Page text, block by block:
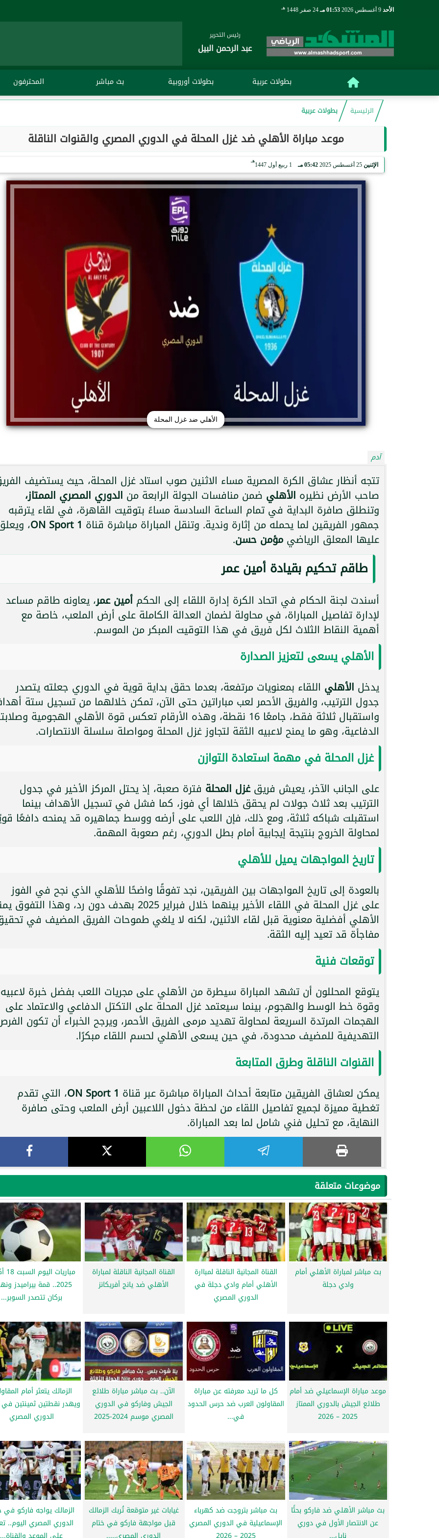
الأحد 01:53 مـ 24 صفر 1448 هـ
رئيس التحرير
عبد الرحمن البيل
بطولات عربية بطولات أوروبية بث مباشر المحترفون
الرئيسية بطولات عربية
موعد مباراة الأهلي ضد غزل المحلة في الدوري المصري والقنوات الناقلة
الإثنين 25 أغسطس 2025 05:42 مـ 1 ربيع أول 1447
هـ
الأهلي ضد غزل المحلة
آدم
تتجه أنظار عشاق الكرة المصرية مساء الاثنين صوب استاد غزل المحلة، حيث يستضيف
صاحب الأرض نظيره الأهلي ضمن منافسات الجولة الرابعة من الدوري المصري الممتاز،
وتنطلق صافرة البداية في تمام الساعة السادسة مساءً بتوقيت القاهرة، في لقاء يترقبه
جمهور الفريقين لما يحمله من إثارة وندية. وتنقل المباراة مباشرة قناة ON Sport 1،
عليها المعلق الرياضي مؤمن حسن.
طاقم تحكيم بقيادة أمين عمر
أسندت لجنة الحكام في اتحاد الكرة إدارة اللقاء إلى الحكم أمين عمر، يعاونه طاقم مساعد
لإدارة تفاصيل المباراة، في محاولة لضمان العدالة الكاملة على أرض الملعب، خاصة مع
أهمية النقاط الثلاث لكل فريق في هذا التوقيت المبكر من الموسم.
الأهلي يسعى لتعزيز الصدارة
يدخل الأهلي اللقاء بمعنويات مرتفعة، بعدما حقق بداية قوية في الدوري جعلته يتصدر
جدول الترتيب، والفريق الأحمر لعب مباراتين حتى الآن، تمكن خلالهما من تسجيل ستة
واستقبال ثلاثة فقط، جامعًا 16 نقطة، وهذه الأرقام تعكس قوة الأهلي الهجومية
الدفاعية، وهو ما يمنح لاعبيه الثقة لتجاوز غزل المحلة ومواصلة سلسلة الانتصارات.
غزل المحلة في مهمة استعادة التوازن
على الجانب الآخر، يعيش فريقغزل المحلة فترة صعبة، إذ يحتل المركز الأخير في جدول
الترتيب بعد ثلاث جولات لم يحقق خلالها أي فوز، كما فشل في تسجيل الأهداف بينما
استقبلت شباكه ثلاثة، ومع ذلك، فإن اللعب على أرضه ووسط جماهيره قد يمنحه دافعًا
لمحاولة الخروج بنتيجة إيجابية أمام بطل الدوري، رغم صعوبة المهمة.
تاريخ المواجهات يميل للأهلي
بالعودة إلى تاريخ المواجهات بين الفريقين، نجد تفوقًا واضحًا للأهلي الذي نجح في الفوز
على غزل المحلة في اللقاء الأخير بينهما خلال فبراير 2025 بهدف دون رد، وهذا
الأهلي أفضلية معنوية قبل لقاء الاثنين، لكنه لا يلغي طموحات الفريق المضيف في
مفاجأة قد تعيد إليه الثقة.
توقعات فنية
يتوقع المحللون أن تشهد المباراة سيطرة من الأهلي على مجريات اللعب بفضل خبرة لاعبيه
وقوة خط الوسط والهجوم، بينما سيعتمد غزل المحلة على التكتل الدفاعي والاعتماد على
الهجمات المرتدة السريعة لمحاولة تهديد مرمى الفريق الأحمر، ويرجح الخبراء أن تكون
التهديفية للمضيف محدودة، في حين يسعى الأهلي لحسم اللقاء مبكرًا.
القنوات الناقلة وطرق المتابعة
يمكن لعشاق الفريقين متابعة أحداث المباراة مباشرة عبر قناة ON Sport 1، التي تقدم
تغطية مميزة لجميع تفاصيل اللقاء من لحظة دخول اللاعبين أرض الملعب وحتى صافرة
النهاية، مع تحليل فني شامل لما بعد المباراة.
موضوعات متعلقة
بث مباشر لمباراة الأهلي أمام
وادي دجلة
القناة المجانية الناقلة لمباارة
الأهلي أمام وادي دجلة في
الدوري المصري
القناة المجانية الناقلة لمباراة
الأهلي ضد يانج أفريكانز
2025.. قمة بيراميدز
بركان تتصدر السوبر...
موعد مباراة الإسماعيلي ضد أمام
طلائع الجيش بالدوري الممتاز
2025 – 2026
كل ما تريد معرفته عن مباراة
المقاولون العرب ضد حرس الحدود
في...
الآن.. بث مباشر مباراة طلائع
الجيش وفاركو في الدوري
المصري موسم 2024-2025
الزمالك يتعثر أمام
ويهدر نقطتين ثمينتين
الدوري المصري
بث مباشر الأهلي ضد فاركو بحثًا
عن الانتصار الأول في دوري
بث مباشر بتروجت ضد كهرباء
الإسماعيلية في الدوري المصري
غيابات غير متوقعة تُربك الزمالك
قبل مواجهة فاركو في ختام
الزمالك يواجه فاركو في
الدوري المصري اليوم..